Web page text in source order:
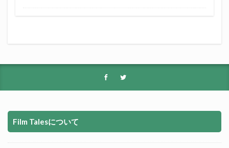
Film Talesについて